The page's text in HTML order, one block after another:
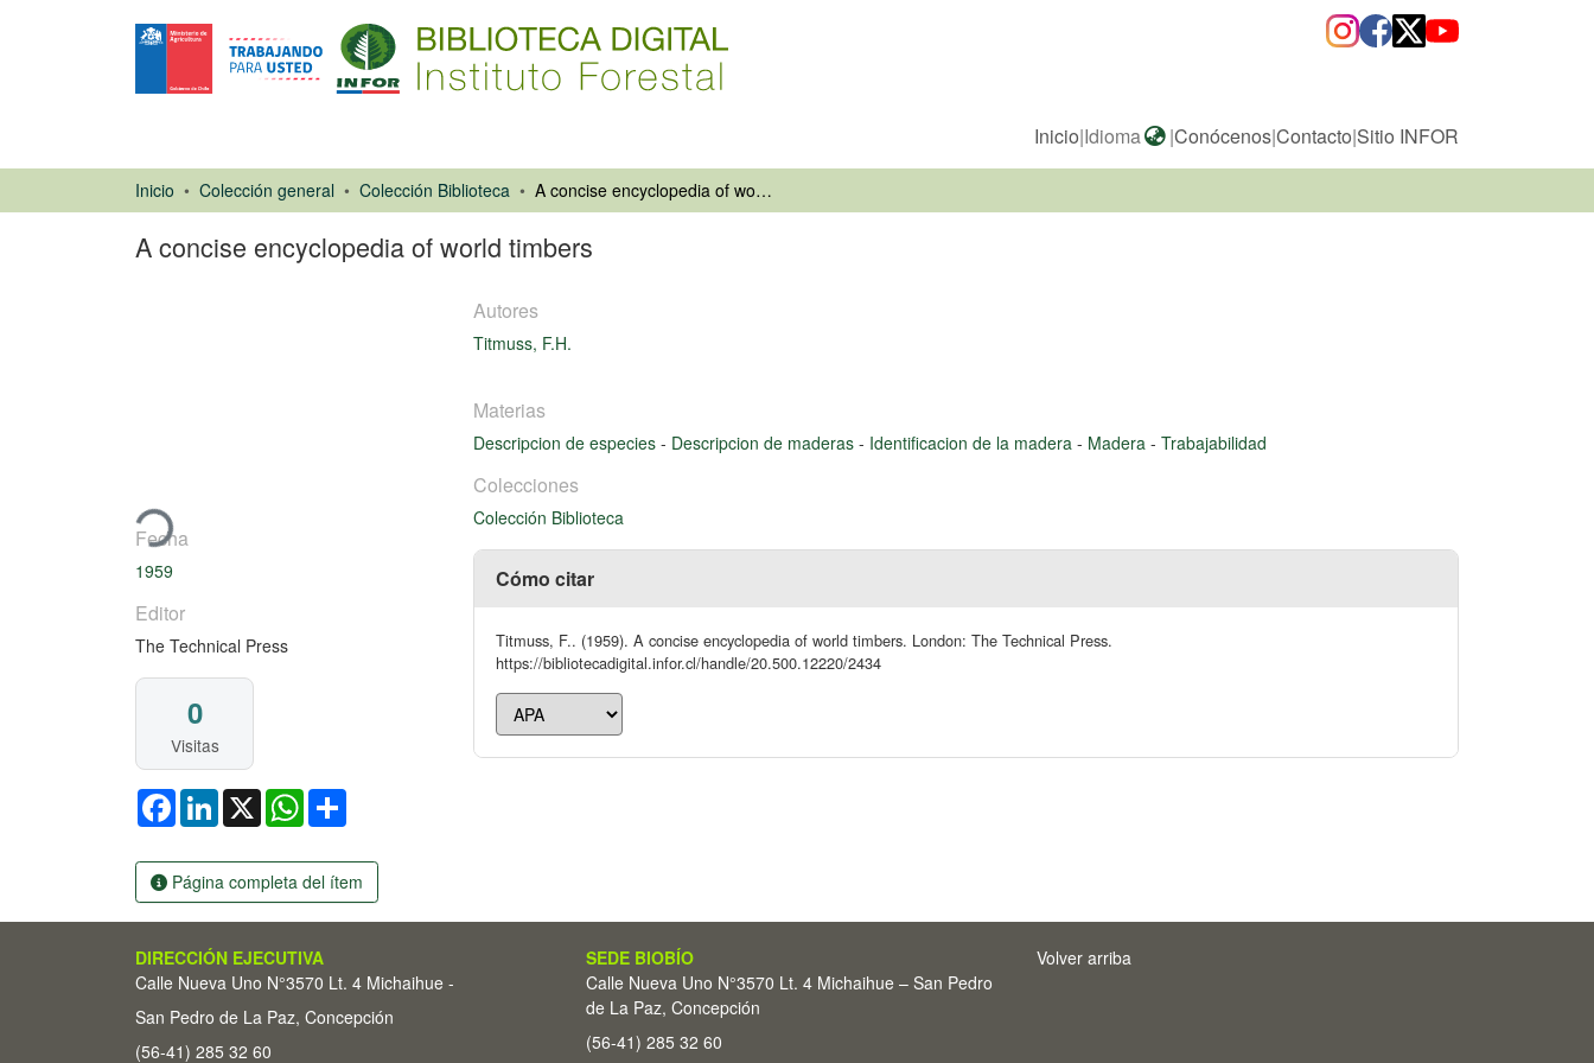
Inicio|Idioma |Conócenos|Contacto|Sitio INFOR
Inicio Colección general Colección Biblioteca A concise encyclopedia of world timbers
A concise encyclopedia of world timbers
Cargando...
Fecha
1959
Editor
The Technical Press
0
Visitas
FacebookLinkedIn
X WhatsApp
Página completa del ítem
Autores
Titmuss, F.H.
Materias
Descripcion de especies - Descripcion de maderas - Identificacion de la madera - Madera - Trabajabilidad
Colecciones
Colección Biblioteca
Cómo citar
Titmuss, F.. (1959). A concise encyclopedia of world timbers. London: The Technical Press.
https://bibliotecadigital.infor.cl/handle/20.500.12220/2434
DIRECCIÓN EJECUTIVA
Calle Nueva Uno N°3570 Lt. 4 Michaihue -
San Pedro de La Paz, Concepción
(56-41) 285 32 60
SEDE BIOBÍO
Calle Nueva Uno N°3570 Lt. 4 Michaihue – San Pedro
de La Paz, Concepción
(56-41) 285 32 60
Volver arriba